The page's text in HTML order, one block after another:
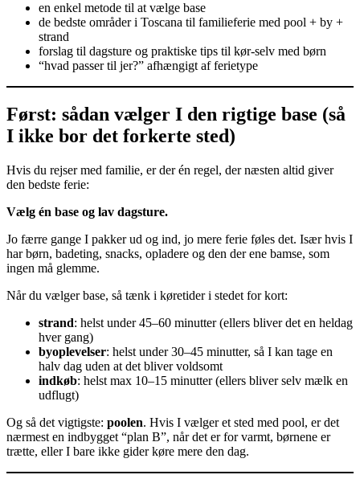
en enkel metode til at vælge base
de bedste områder i Toscana til familieferie med pool + by +
strand
forslag til dagsture og praktiske tips til kør-selv med børn
“hvad passer til jer?” afhængigt af ferietype
Først: sådan vælger I den rigtige base (så
I ikke bor det forkerte sted)
Hvis du rejser med familie, er der én regel, der næsten altid giver
den bedste ferie:
Vælg én base og lav dagsture.
Jo færre gange I pakker ud og ind, jo mere ferie føles det. Især hvis I
har børn, badeting, snacks, opladere og den der ene bamse, som
ingen må glemme.
Når du vælger base, så tænk i køretider i stedet for kort:
strand: helst under 45–60 minutter (ellers bliver det en heldag
hver gang)
byoplevelser: helst under 30–45 minutter, så I kan tage en
halv dag uden at det bliver voldsomt
indkøb: helst max 10–15 minutter (ellers bliver selv mælk en
udflugt)
Og så det vigtigste: poolen. Hvis I vælger et sted med pool, er det
nærmest en indbygget “plan B”, når det er for varmt, børnene er
trætte, eller I bare ikke gider køre mere den dag.